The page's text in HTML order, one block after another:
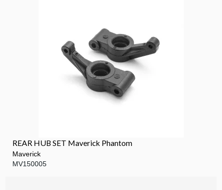
REAR HUB SET Maverick Phantom
Maverick
MV150005